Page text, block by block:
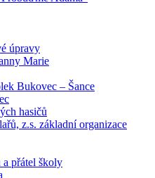
úpravy
Marie
Bukovec – Šance
hasičů
z.s. základní organizace
a přátel školy